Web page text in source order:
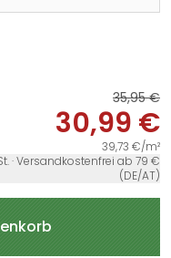
35,95 €
30,99 €
39,73 €/m²
· Versandkostenfrei ab 79 €
(DE/AT)